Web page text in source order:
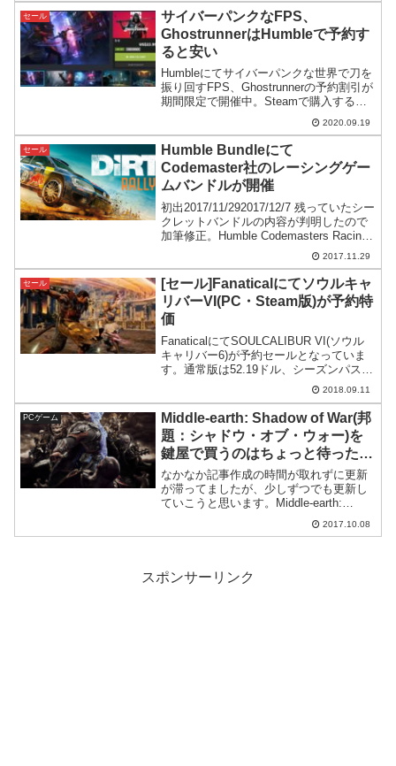
セール
サイバーパンクなFPS、
GhostrunnerはHumbleで予約す
ると安い
Humbleにてサイバーパンクな世界で刀を
振り回すFPS、Ghostrunnerの予約割引が
期間限定で開催中。Steamで購入するよ
りもずっと安くなっています。ただ少し
2020.09.19
セール
Humble Bundleにて
Codemaster社のレーシングゲー
ムバンドルが開催
初出2017/11/292017/12/7 残っていたシー
クレットバンドルの内容が判明したので
加筆修正。Humble Codemasters Racing
Bundle 2017!ゲームをバンドルにして格
安で提供してくれる超優良セラー、Hu...
2017.11.29
セール
[セール]Fanaticalにてソウルキャ
リバーVI(PC・Steam版)が予約特
価
FanaticalにてSOULCALIBUR VI(ソウル
キャリバー6)が予約セールとなっていま
す。通常版は52.19ドル、シーズンパスの
付いたデラックス版は76.49ドルで日本の
2018.09.11
PCゲーム
Middle-earth: Shadow of War(邦
題：シャドウ・オブ・ウォー)を
鍵屋で買うのはちょっと待ったほ
うが良いかも
なかなか記事作成の時間が取れずに更新
が滞ってましたが、少しずつでも更新し
ていこうと思います。Middle-earth:
Shadow of War 好評のようですさて、件
名にもありますようにMiddle-earth:
2017.10.08
スポンサーリンク